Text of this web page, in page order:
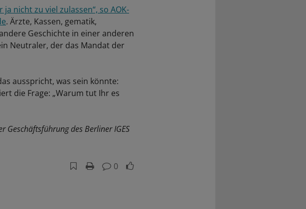
nicht zu viel zulassen“, so AOK-
. Ärzte, Kassen, gematik,
Geschichte in einer anderen
Neutraler, der das Mandat der
ausspricht, was sein könnte:
die Frage: „Warum tut Ihr es
Geschäftsführung des Berliner IGES
0